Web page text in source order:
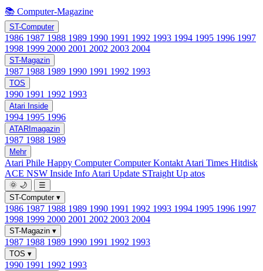
📚 Computer-Magazine
ST-Computer
1986 1987 1988 1989 1990 1991 1992 1993 1994 1995 1996 1997
1998 1999 2000 2001 2002 2003 2004
ST-Magazin
1987 1988 1989 1990 1991 1992 1993
TOS
1990 1991 1992 1993
Atari Inside
1994 1995 1996
ATARImagazin
1987 1988 1989
Mehr
Atari Phile Happy ComputerComputer Kontakt Atari Times Hitdisk
ACE NSW Inside Info Atari Update STraight Up atos
🌞 🌙
☰
ST-Computer ▾
1986 1987 1988 1989 1990 1991 1992 1993 1994 1995 1996 1997
1998 1999 2000 2001 2002 2003 2004
ST-Magazin ▾
1987 1988 1989 1990 1991 1992 1993
TOS ▾
1990 1991 1992 1993